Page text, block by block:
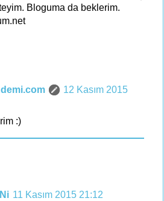
Bloguma da beklerim.
12 Kasım 2015
:)
11 Kasım 2015 21:12